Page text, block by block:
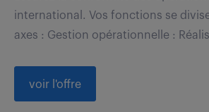
international. Vos fonctions se
axes : Gestion opérationnelle :
voir l'offre